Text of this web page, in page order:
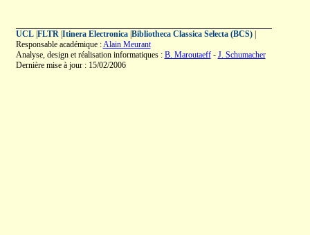
UCL| FLTR| Itinera Electronica| Bibliotheca Classica Selecta (BCS)|
Responsable académique :Alain Meurant
Analyse, design et réalisation informatiques : B. Maroutaeff- J. Schumacher
Dernière mise à jour : 15/02/2006